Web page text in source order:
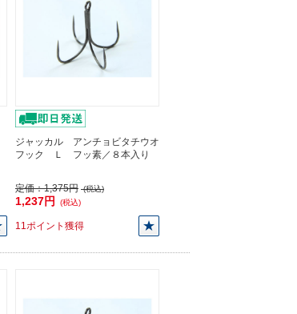
ジャッカル アンチョビタチウオ
フック Ｌ フッ素／８本入り
定価：1,375円 (税込)
1,237円 (税込)
11ポイント獲得